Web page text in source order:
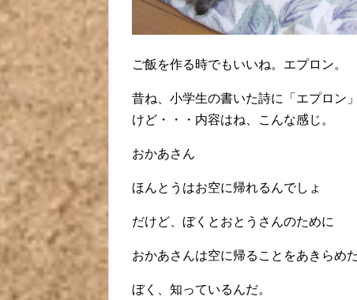
ご飯を作る時でもいいね。エプロン。
昔ね、小学生の書いた詩に「エプロン
けど・・・内容はね、こんな感じ。
おかあさん
ほんとうはお空に帰れるんでしょ
だけど、ぼくとおとうさんのために
おかあさんは空に帰ることをあきらめ
ぼく、知っているんだ。